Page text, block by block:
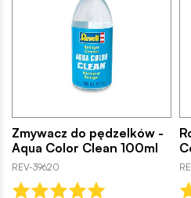
Zmywacz do pędzelków -
Aqua Color Clean 100ml
REV-39620